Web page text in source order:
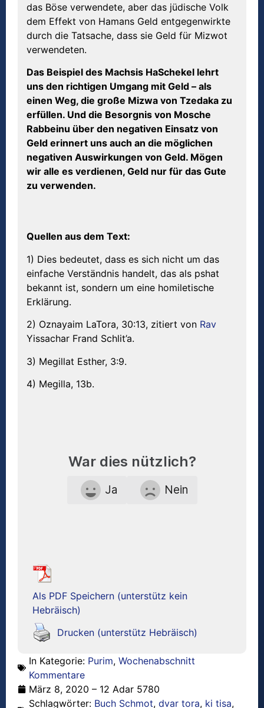
das Böse verwendete, aber das jüdische Volk
dem Effekt von Hamans Geld entgegenwirkte
durch die Tatsache, dass sie Geld für Mizwot
verwendeten.
Das Beispiel des Machsis HaSchekel lehrt
uns den richtigen Umgang mit Geld – als
einen Weg, die große Mizwa von Tzedaka zu
erfüllen. Und die Besorgnis von Mosche
Rabbeinu über den negativen Einsatz von
Geld erinnert uns auch an die möglichen
negativen Auswirkungen von Geld. Mögen
wir alle es verdienen, Geld nur für das Gute
zu verwenden.
Quellen aus dem Text:
1) Dies bedeutet, dass es sich nicht um das
einfache Verständnis handelt, das als pshat
bekannt ist, sondern um eine homiletische
Erklärung.
2) Oznayaim LaTora, 30:13, zitiert von Rav
Yissachar Frand Schlit’a.
3) Megillat Esther, 3:9.
4) Megilla, 13b.
War dies nützlich?
Ja Nein
Als PDF Speichern (unterstütz kein
Hebräisch)
Drucken (unterstütz Hebräisch)
In Kategorie: Purim, Wochenabschnitt
Kommentare
März 8, 2020 – 12 Adar 5780
Schlagwörter: Buch Schmot, dvar tora, ki tisa,